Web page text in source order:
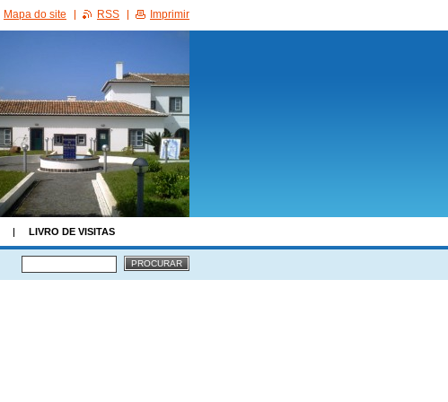
LIVRO DE VISITAS
Mapa do site RSS Imprimir